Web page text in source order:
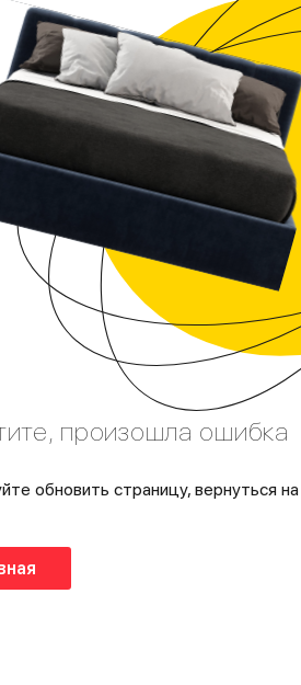
произошла ошибка
обновить страницу, вернуться